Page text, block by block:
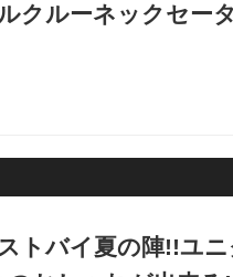
クルーネックセー
トバイ夏の陣!!ユニ